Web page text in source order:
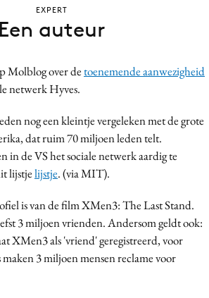
Molblog over detoenemende aanwezigheid
netwerk Hyves.
nog een kleintje vergeleken met de grote
dat ruim 70 miljoen leden telt.
in de VS het sociale netwerk aardig te
lijstjelijstje. (via MIT).
is van de film XMen3: The Last Stand.
3 miljoen vrienden. Andersom geldt ook:
XMen3 als 'vriend' geregistreerd, voor
3 miljoen mensen reclame voor
EXPERT
Een auteur